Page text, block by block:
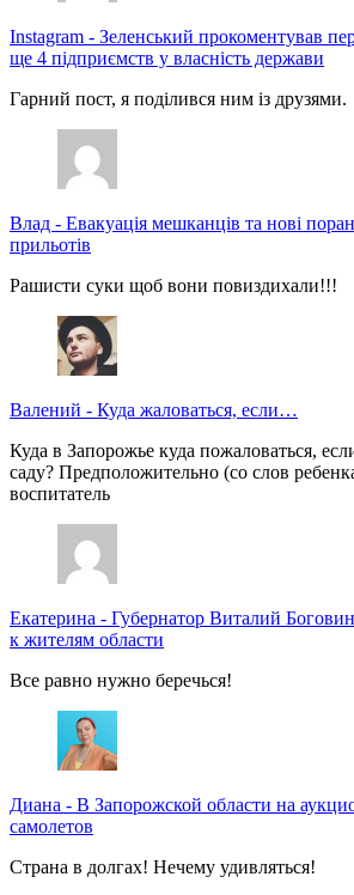
Instagram - Зеленський прокоментував
ще 4 підприємств у власність держави
Гарний пост, я поділився ним із друзями.
Влад - Евакуація мешканців та нові
прильотів
Рашисти суки щоб вони повиздихали!!!
Валений - Куда жаловаться, если…
Куда в Запорожье куда пожаловаться,
саду? Предположительно (со слов
воспитатель
Екатерина - Губернатор Виталий
к жителям области
Все равно нужно беречься!
Диана - В Запорожской области на
самолетов
Страна в долгах! Нечему удивляться!